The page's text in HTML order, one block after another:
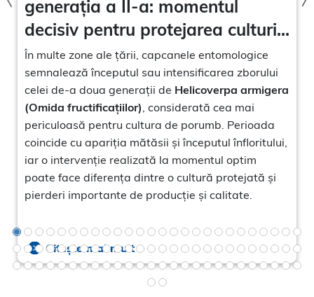
generația a II-a: momentul
decisiv pentru protejarea culturii
de porumb
În multe zone ale țării, capcanele entomologice
semnalează începutul sau intensificarea zborului
celei de-a doua generații de Helicoverpa armigera
(Omida fructificațiilor), considerată cea mai
periculoasă pentru cultura de porumb. Perioada
coincide cu apariția mătăsii și începutul înfloritului,
iar o intervenție realizată la momentul optim
poate face diferența dintre o cultură protejată și
pierderi importante de producție și calitate.
Citește mai mult